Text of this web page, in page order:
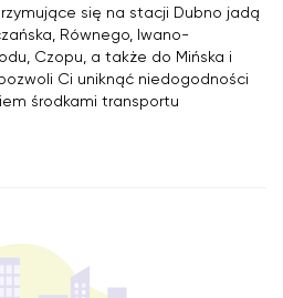
się na stacji Dubno jadą
Równego, Iwano-
Czopu, a także do Mińska i
Ci uniknąć niedogodności
środkami transportu